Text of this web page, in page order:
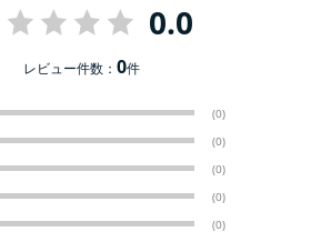
0.0
レビュー件数：0件
(0)
(0)
(0)
(0)
(0)